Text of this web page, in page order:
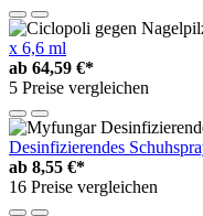
x 6,6 ml
ab 64,59 €*
5 Preise vergleichen
Desinfizierendes
ab 8,55 €*
16 Preise vergleichen